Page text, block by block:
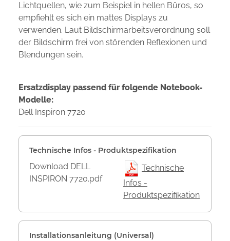
Lichtquellen, wie zum Beispiel in hellen Büros, so
empfiehlt es sich ein mattes Displays zu
verwenden. Laut Bildschirmarbeitsverordnung soll
der Bildschirm frei von störenden Reflexionen und
Blendungen sein.
Ersatzdisplay passend für folgende Notebook-
Modelle:
Dell Inspiron 7720
Technische Infos - Produktspezifikation
Download DELL
INSPIRON 7720.pdf
Technische
Infos -
Produktspezifikation
Installationsanleitung (Universal)